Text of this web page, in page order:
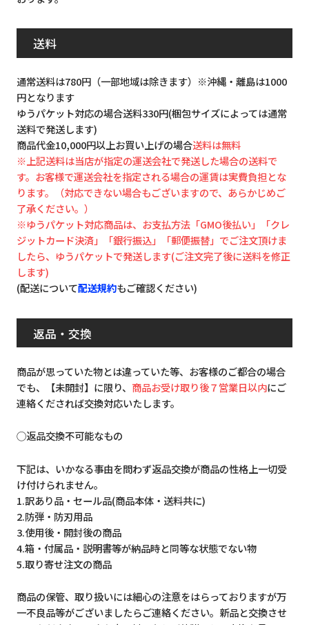
送料
通常送料は780円（一部地域は除きます）※沖縄・離島は1000
円となります
ゆうパケット対応の場合送料330円(梱包サイズによっては通常
送料で発送します)
商品代金10,000円以上お買い上げの場合送料は無料
※上記送料は当店が指定の運送会社で発送した場合の送料で
す。お客様で運送会社を指定される場合の運賃は実費負担とな
ります。（対応できない場合もございますので、あらかじめご
了承ください。）
※ゆうパケット対応商品は、お支払方法「GMO後払い」「クレ
ジットカード決済」「銀行振込」「郵便振替」でご注文頂けま
したら、ゆうパケットで発送します(ご注文完了後に送料を修正
します)
(配送について配送規約もご確認ください)
返品・交換
商品が思っていた物とは違っていた等、お客様のご都合の場合
でも、【未開封】に限り、 商品お受け取り後７営業日以内にご
連絡くだされば交換対応いたします。
◯返品交換不可能なもの
下記は、いかなる事由を問わず返品交換が商品の性格上一切受
け付けられません。
1.訳あり品・セール品(商品本体・送料共に)
2.防弾・防刃用品
3.使用後・開封後の商品
4.箱・付属品・説明書等が納品時と同等な状態でない物
5.取り寄せ注文の商品
商品の保管、取り扱いには細心の注意をはらっておりますが万
一不良品等がございましたらご連絡ください。新品と交換させ